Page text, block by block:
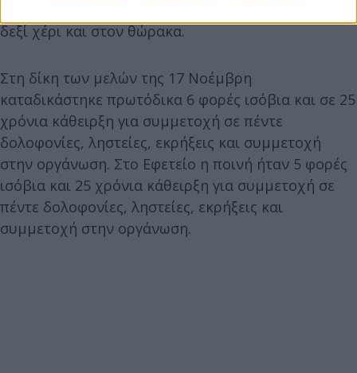
δεξί χέρι και στον θώρακα.
Στη δίκη των μελών της 17 Νοέμβρη
καταδικάστηκε πρωτόδικα 6 φορές ισόβια και σε 25
χρόνια κάθειρξη για συμμετοχή σε πέντε
δολοφονίες, ληστείες, εκρήξεις και συμμετοχή
στην οργάνωση. Στο Εφετείο η ποινή ήταν 5 φορές
ισόβια και 25 χρόνια κάθειρξη για συμμετοχή σε
πέντε δολοφονίες, ληστείες, εκρήξεις και
συμμετοχή στην οργάνωση.